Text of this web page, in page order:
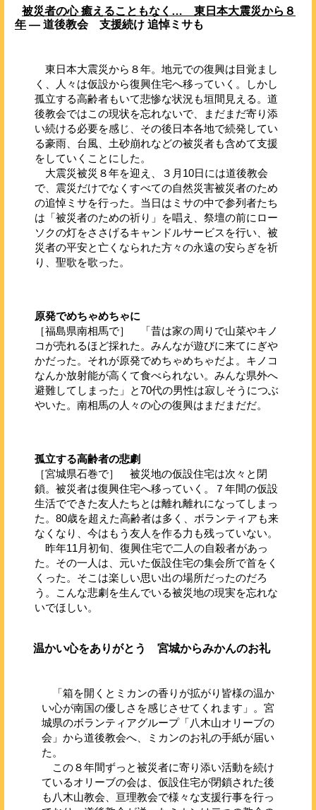
被災者の心 癒えることもなく… 東日本大震災から８
年 ― 道後教会 支援続け 追悼ミサも
東日本大震災から８年。地元での復興は目覚まし
く、人々は仮設から復興住宅へ移っていく。しかし
孤立する高齢者もいて悲惨な状況も垣間見える。道
後教会ではこの現状を忘れないで、まだまだ寄り添
い続ける必要を感じ、その後日本各地で続発してい
る豪雨、台風、土砂崩れなどの被災者も含めて支援
をしていくことにした。
大震災被災８年を迎え、３月10日には道後教会
で、震災だけでなくすべての自然災害被災者のため
の追悼ミサを行った。当日はミサの中で参列者たち
は「被災者のための祈り」を唱え、祭壇の前にロー
ソクの灯をささげるキャンドルサービスを行い、被
災者の平安と亡くなられた方々の永遠の安らぎを祈
り、聖歌を歌った。
原発でめちゃめちゃに
［福島県南相馬で］ 「昔は家の周りで山菜やキノ
コが売れるほど採れた。みんなが遊びに来てにぎや
かだった。それが原発でめちゃめちゃだよ。キノコ
なんか放射能が高くて食べられない。みんな県外へ
避難してしまった」と70代の男性は寂しそうにつぶ
やいた。南相馬の人々の心の復興はまだまだだ。
孤立する高齢者の悲劇
［宮城県石巻で］ 被災地の仮設住宅は次々と閉
鎖。被災者は復興住宅へ移っていく。７年間の仮設
生活でできた友人たちとは離れ離れになってしまっ
た。80歳を超えた高齢者は多く、ボランティアも来
なくなり、今はもう友人を作る力も残っていない。
昨年11月初旬、復興住宅で二人の自殺者があっ
た。その一人は、元いた仮設住宅の集会所で首をく
くった。そこは楽しい思い出の場所だったのだろ
う。こんな悲劇を生んでいる被災地の現実を忘れな
いでほしい。
温かい心をありがとう 宮城からみかんのお礼
「箱を開くとミカンの香りが拡がり皆様の温か
い心が南国の優しさを感じさせてくれます」。宮
城県のボランティアグループ「八木山オリーブの
会」から道後教会へ、ミカンのお礼の手紙が届い
た。
この８年間ずっと被災者に寄り添い活動を続け
ているオリーブの会は、仮設住宅が閉鎖された後
も八木山教会、亘理教会で様々な支援行事を行っ